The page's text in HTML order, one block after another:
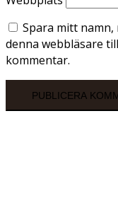
Spara mitt
denna webbläsare
kommentar.